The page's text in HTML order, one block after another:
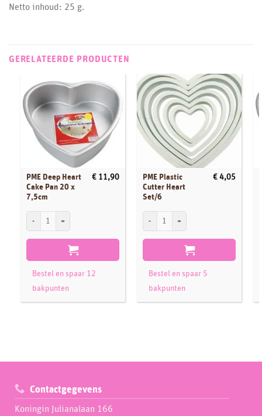
Netto inhoud: 25 g.
GERELATEERDE PRODUCTEN
PME Deep Heart
Cake Pan 20 x
7,5cm
€ 11,90
PME Deep Heart Cake Pan 20 x 7,5cm aantal
Bestel en spaar 12
bakpunten
PME Plastic
Cutter Heart
Set/6
€ 4,05
PME Plastic Cutter Heart Set/6 aantal
Bestel en spaar 5
bakpunten
Contactgegevens
Koningin Julianalaan 166